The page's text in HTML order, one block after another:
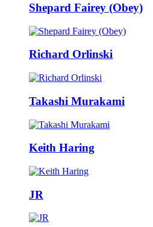
Shepard Fairey (Obey)
Richard Orlinski
Takashi Murakami
Keith Haring
JR